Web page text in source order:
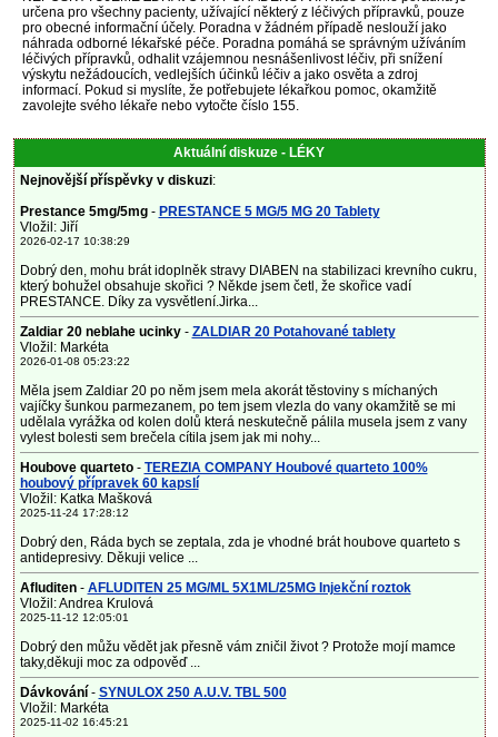
určena pro všechny pacienty, užívající některý z léčivých přípravků, pouze
pro obecné informační účely. Poradna v žádném případě neslouží jako
náhrada odborné lékařské péče. Poradna pomáhá se správným užíváním
léčivých přípravků, odhalit vzájemnou nesnášenlivost léčiv, při snížení
výskytu nežádoucích, vedlejších účinků léčiv a jako osvěta a zdroj
informací. Pokud si myslíte, že potřebujete lékařkou pomoc, okamžitě
zavolejte svého lékaře nebo vytočte číslo 155.
Aktuální diskuze - LÉKY
Nejnovější příspěvky v diskuzi:
Prestance 5mg/5mg- PRESTANCE 5 MG/5 MG 20 Tablety
Vložil: Jiří
2026-02-17 10:38:29
Dobrý den, mohu brát idoplněk stravy DIABEN na stabilizaci krevního cukru,
který bohužel obsahuje skořici ? Někde jsem četl, že skořice vadí
PRESTANCE. Díky za vysvětlení.Jirka...
Zaldiar 20 neblahe ucinky- ZALDIAR 20 Potahované tablety
Vložil: Markéta
2026-01-08 05:23:22
Měla jsem Zaldiar 20 po něm jsem mela akorát těstoviny s míchaných
vajíčky šunkou parmezanem, po tem jsem vlezla do vany okamžitě se mi
udělala vyrážka od kolen dolů která neskutečně pálila musela jsem z vany
vylest bolesti sem brečela cítila jsem jak mi nohy...
Houbove quarteto- TEREZIA COMPANY Houbové quarteto 100%
houbový přípravek 60 kapslí
Vložil: Katka Mašková
2025-11-24 17:28:12
Dobrý den, Ráda bych se zeptala, zda je vhodné brát houbove quarteto s
antidepresivy. Děkuji velice ...
Afluditen- AFLUDITEN 25 MG/ML 5X1ML/25MG Injekční roztok
Vložil: Andrea Krulová
2025-11-12 12:05:01
Dobrý den můžu vědět jak přesně vám zničil život ? Protože mojí mamce
taky,děkuji moc za odpověď ...
Dávkování - SYNULOX 250 A.U.V. TBL 500
Vložil: Markéta
2025-11-02 16:45:21